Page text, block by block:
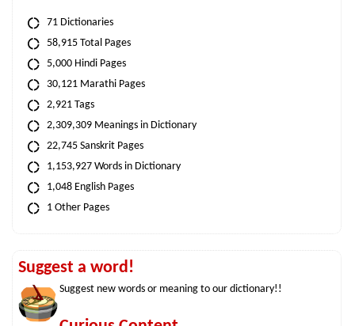
71 Dictionaries
58,915 Total Pages
5,000 Hindi Pages
30,121 Marathi Pages
2,921 Tags
2,309,309 Meanings in Dictionary
22,745 Sanskrit Pages
1,153,927 Words in Dictionary
1,048 English Pages
1 Other Pages
Suggest a word!
Suggest new words or meaning to our dictionary!!